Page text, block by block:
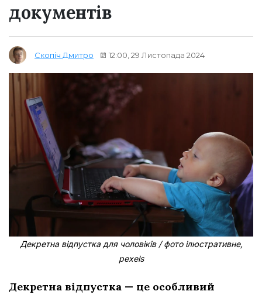
документів
Скопіч Дмитро 12:00, 29 Листопада 2024
Декретна відпустка для чоловіків / фото ілюстративне,
pexels
Декретна відпустка — це особливий